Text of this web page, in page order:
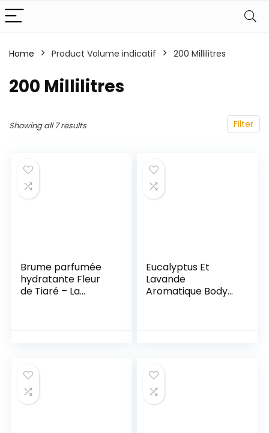
Home Product Volume indicatif ‎200 Millilitres
‎200 Millilitres
Filter
Showing all 7 results
Brume parfumée
hydratante Fleur
de Tiaré – La
Eucalyptus Et
Lavande
Aromatique Body